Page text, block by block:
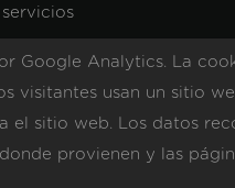
Google Analytics. La
visitantes usan un sitio
el sitio web. Los datos
provienen y las